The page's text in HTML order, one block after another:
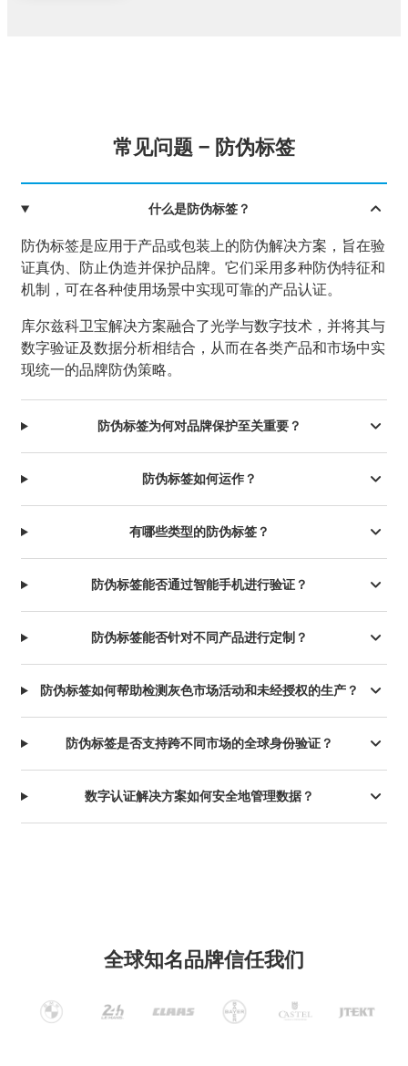
常见问题 – 防伪标签
什么是防伪标签？
防伪标签是应用于产品或包装上的防伪解决方案，旨在验
证真伪、防止伪造并保护品牌。它们采用多种防伪特征和
机制，可在各种使用场景中实现可靠的产品认证。
库尔兹科卫宝解决方案融合了光学与数字技术，并将其与
数字验证及数据分析相结合，从而在各类产品和市场中实
现统一的品牌防伪策略。
防伪标签为何对品牌保护至关重要？
防伪标签如何运作？
有哪些类型的防伪标签？
防伪标签能否通过智能手机进行验证？
防伪标签能否针对不同产品进行定制？
防伪标签如何帮助检测灰色市场活动和未经授权的生产？
防伪标签是否支持跨不同市场的全球身份验证？
数字认证解决方案如何安全地管理数据？
全球知名品牌信任我们